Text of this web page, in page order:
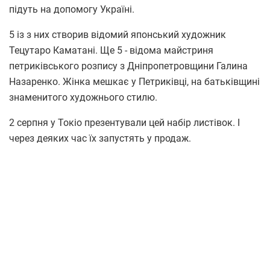
підуть на допомогу Україні.
5 із з них створив відомий японський художник
Тецутаро Каматані. Ще 5 - відома майстриня
петриківського розпису з Дніпропетровщини Галина
Назаренко. Жінка мешкає у Петриківці, на батьківщині
знаменитого художнього стилю.
2 серпня у Токіо презентували цей набір листівок. І
через деяких час їх запустять у продаж.